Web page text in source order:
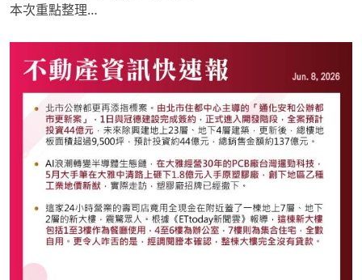
本次重點整理
📍4企業擴大投資台灣！汎銓3度加碼 投入15億擴充半導體
分析量能
📍央行利率連9凍！房市管制維持不變
《 #地產專家🔎關注詠群 提供最新市場情報📝 》